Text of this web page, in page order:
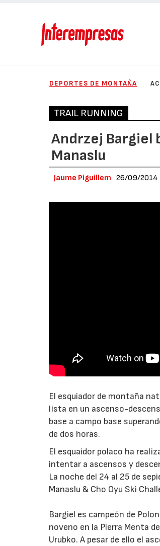
DEPORTES DE MONTAÑA
TRAIL RUNNING
Andrzej Bargiel
Manaslu
Jaume Piguillem 26/09/2014
El esquiador de montaña
lista en un ascenso-
base a campo base
de dos horas.
El esquaidor polaco ha
intentar a ascensos y
La noche del 24 al 25 de
Manaslu & Cho Oyu Ski
Bargiel es campeón de
noveno en la Pierra Menta
Urubko. A pesar de ello el